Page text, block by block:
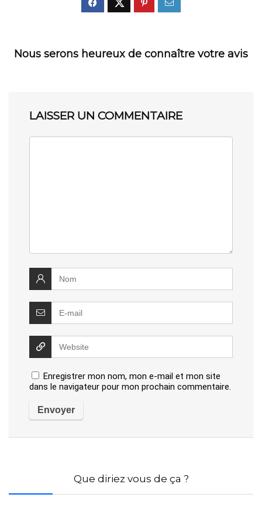
Nous serons heureux de connaître votre avis
LAISSER UN COMMENTAIRE
Enregistrer mon nom, mon e-mail et mon site
dans le navigateur pour mon prochain commentaire.
Que diriez vous de ça ?